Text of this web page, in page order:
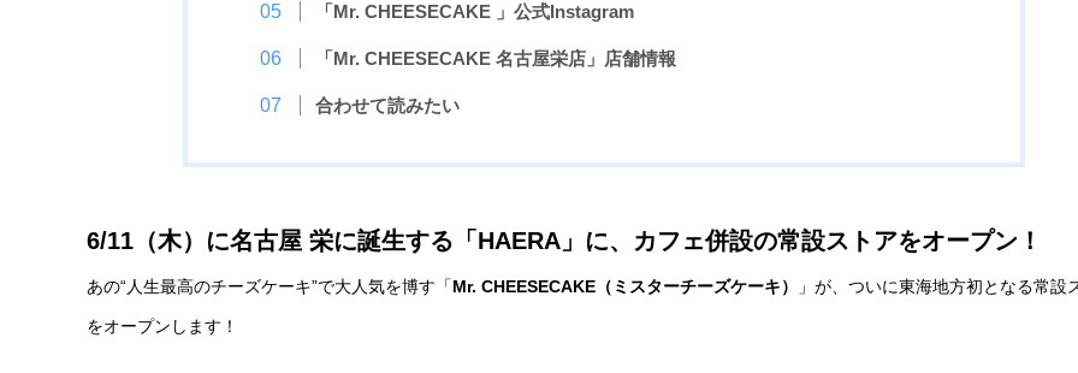
「Mr. CHEESECAKE 」公式Instagram
「Mr. CHEESECAKE 名古屋栄店」店舗情報
合わせて読みたい
6/11（木）に名古屋 栄に誕生する「HAERA」に、カフェ併設の常設ストアをオープン！
あの“人生最高のチーズケーキ”で大人気を博す「Mr. CHEESECAKE（ミスターチーズケーキ） 」が、ついに東海地方初となる常設
をオープンします！